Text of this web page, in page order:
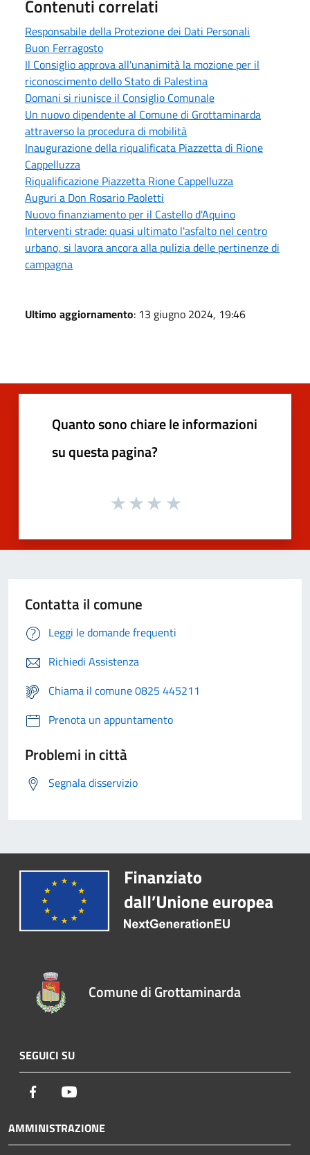
Contenuti correlati
Responsabile della Protezione dei Dati Personali
Buon Ferragosto
Il Consiglio approva all'unanimità la mozione per il
riconoscimento dello Stato di Palestina
Domani si riunisce il Consiglio Comunale
Un nuovo dipendente al Comune di Grottaminarda
attraverso la procedura di mobilità
Inaugurazione della riqualificata Piazzetta di Rione
Cappelluzza
Riqualificazione Piazzetta Rione Cappelluzza
Auguri a Don Rosario Paoletti
Nuovo finanziamento per il Castello d'Aquino
Interventi strade: quasi ultimato l'asfalto nel centro
urbano, si lavora ancora alla pulizia delle pertinenze di
campagna
Ultimo aggiornamento: 13 giugno 2024, 19:46
Quanto sono chiare le informazioni
su questa pagina?
Contatta il comune
Leggi le domande frequenti
Richiedi Assistenza
Chiama il comune 0825 445211
Prenota un appuntamento
Problemi in città
Segnala disservizio
Comune di Grottaminarda
SEGUICI SU
Facebook
AMMINISTRAZIONE